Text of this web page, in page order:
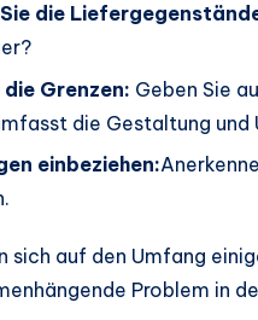
die
Grenzen: Geben Sie
die Gestaltung
einbeziehen:
sich auf den Umfang
Problem in